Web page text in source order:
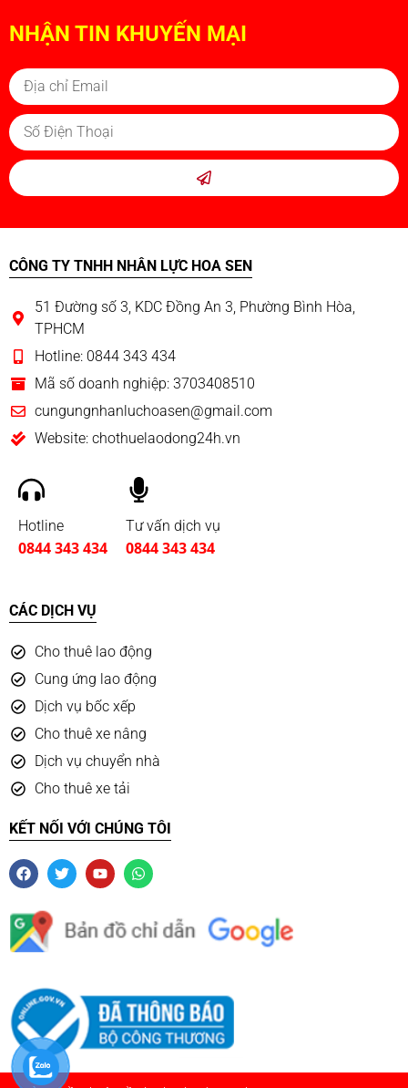
NHẬN TIN KHUYẾN MẠI
CÔNG TY TNHH NHÂN LỰC HOA SEN
51 Đường số 3, KDC Đồng An 3, Phường Bình Hòa,
TPHCM
Hotline: 0844 343 434
Mã số doanh nghiệp: 3703408510
cungungnhanluchoasen@gmail.com
Website: chothuelaodong24h.vn
Hotline
0844 343 434
Tư vấn dịch vụ
0844 343 434
CÁC DỊCH VỤ
Cho thuê lao động
Cung ứng lao động
Dịch vụ bốc xếp
Cho thuê xe nâng
Dịch vụ chuyển nhà
Cho thuê xe tải
KẾT NỐI VỚI CHÚNG TÔI